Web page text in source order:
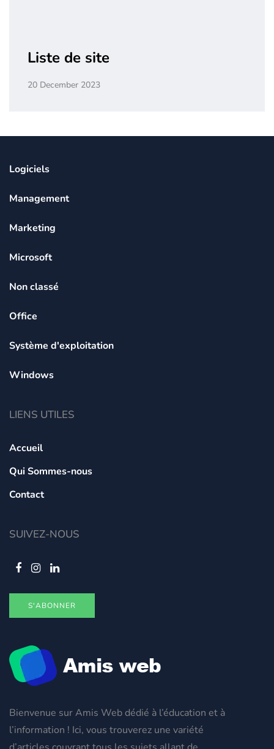
Liste de site
20 December 2023
Bienvenue sur Amis Web dédié à l’éducation et à
l’information ! Ici, vous trouverez une variété
Logiciels
Management
Marketing
Microsoft
Non classé
Office
Système d'exploitation
Windows
LIENS UTILES
Accueil
Qui Sommes-nous
Contact
SUIVEZ-NOUS
S'ABONNER